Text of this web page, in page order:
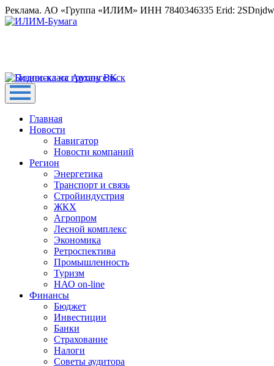
Реклама. АО «Группа «ИЛИМ» ИНН 7840346335 Erid:
Главная
Новости
Навигатор
Новости компаний
Регион
Энергетика
Транспорт и связь
Стройиндустрия
ЖКХ
Агропром
Лесной комплекс
Экономика
Ретроспектива
Промышленность
Туризм
НАО on-line
Финансы
Бюджет
Инвестиции
Банки
Страхование
Налоги
Советы аудитора